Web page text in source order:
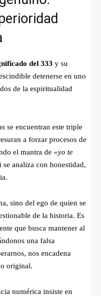
del 333 y su
detenerse en uno
de la espiritualidad
se encuentran este triple
a forzar procesos de
el mantra de «yo te
se analiza con honestidad,
sino del ego de quien se
de la historia. Es
que busca mantener al
una falsa
nos encadena
original.
numérica insiste en